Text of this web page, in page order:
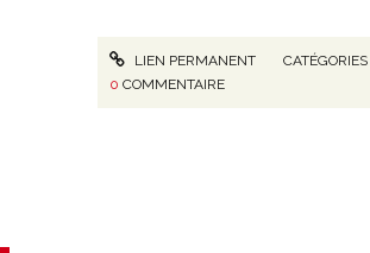
LIEN PERMANENT CATÉGORIES
0 COMMENTAIRE